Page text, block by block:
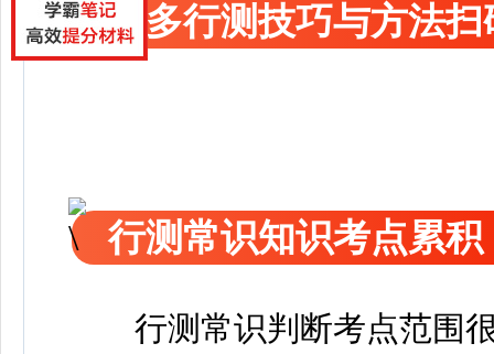
更多行测技巧与方法扫
行测常识知识考点累积
行测常识判断考点范围